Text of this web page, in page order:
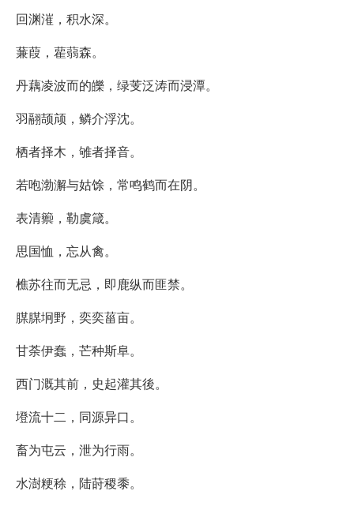
回渊漼，积水深。
蒹葭，雚蒻森。
丹藕凌波而的皪，绿芰泛涛而浸潭。
羽翮颉颃，鳞介浮沈。
栖者择木，雊者择音。
若咆渤澥与姑馀，常鸣鹤而在阴。
表清籞，勒虞箴。
思国恤，忘从禽。
樵苏往而无忌，即鹿纵而匪禁。
腜腜坰野，奕奕菑亩。
甘荼伊蠢，芒种斯阜。
西门溉其前，史起灌其後。
墱流十二，同源异口。
畜为屯云，泄为行雨。
水澍粳稌，陆莳稷黍。